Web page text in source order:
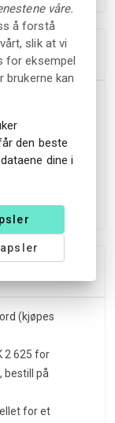
Nissedalsturen
eller lokal
(kjøpes
2 625 for
bestill på
for et
våre.
å forstå
slik at vi
for eksempel
brukerne kan
den beste
dine i